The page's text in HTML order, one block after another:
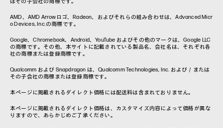
AMD、AMD Arrowロゴ、Radeon、およびそれらの組み合わせは、Advanced Micr
o Devices, Inc.の商標です。
Google、Chromebook、Android、YouTube およびその他のマークは、Google LLC
の商標です。その他、本サイトに記載されている製品名、会社名は、それぞれ各
社の商標または登録商標です。
Qualcomm および Snapdragon は、Qualcomm Technologies, Inc. および／または
その子会社の商標または登録商標です。
本ページに掲載されるダイレクト価格には配送料は含まれておりません。
本ページに掲載されるダイレクト価格は、カスタマイズ内容によって価格が異な
りますので、あらかじめご了承ください。